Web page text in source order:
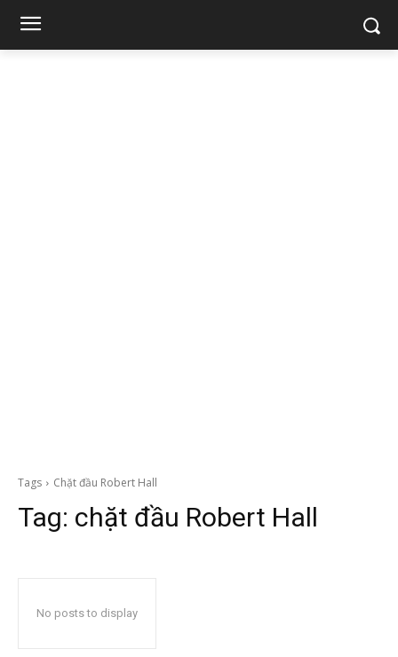
Tags Chặt đầu Robert Hall
Tag: chặt đầu Robert Hall
No posts to display